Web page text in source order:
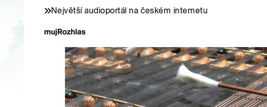
Největší audioportál na českém internetu